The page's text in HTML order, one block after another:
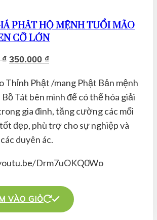
PHẬT HỘ MỆNH TUỔI MÃO
CỠ LỚN
₫ Giá
là:
690.000 ₫.
350.000 ₫Giá
tại
là:
350.000 ₫.
Thỉnh Phật /mang Phật Bản mệnh
Tát bên mình để có thể hóa giải
gia đình, tăng cường các mối
đẹp, phù trợ cho sự nghiệp và
duyên ác.
Drm7uOKQ0Wo
VÀO GIỎ